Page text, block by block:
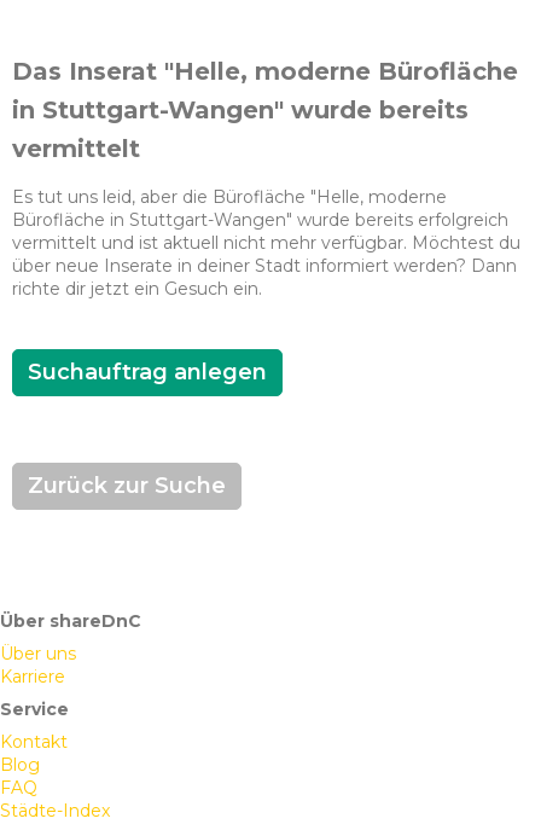
Das Inserat "Helle, moderne Bürofläche
in Stuttgart-Wangen" wurde bereits
vermittelt
Es tut uns leid, aber die Bürofläche "Helle, moderne
Bürofläche in Stuttgart-Wangen" wurde bereits erfolgreich
vermittelt und ist aktuell nicht mehr verfügbar. Möchtest du
über neue Inserate in deiner Stadt informiert werden? Dann
richte dir jetzt ein Gesuch ein.
Suchauftrag anlegen
Zurück zur Suche
Über shareDnC
Über uns
Karriere
Service
Kontakt
Blog
FAQ
Städte-Index